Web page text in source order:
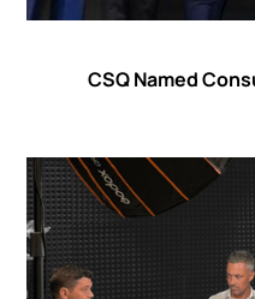
CSQ Named